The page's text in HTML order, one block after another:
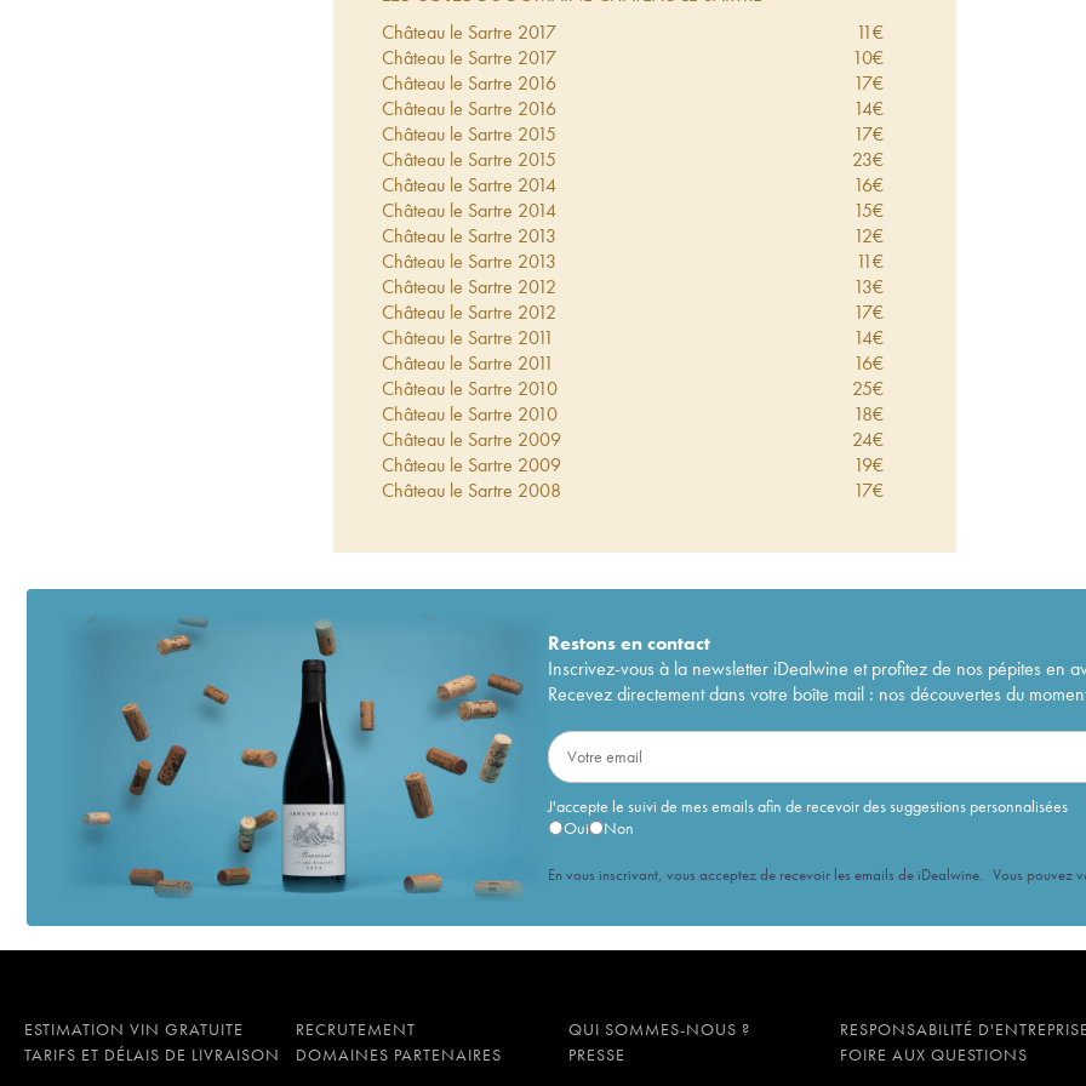
Château le Sartre 2017 11€
Château le Sartre 2017 10€
Château le Sartre 2016 17€
Château le Sartre 2016 14€
Château le Sartre 2015 17€
Château le Sartre 2015 23€
Château le Sartre 2014 16€
Château le Sartre 2014 15€
Château le Sartre 2013 12€
Château le Sartre 2013 11€
Château le Sartre 2012 13€
Château le Sartre 2012 17€
Château le Sartre 2011 14€
Château le Sartre 2011 16€
Château le Sartre 2010 25€
Château le Sartre 2010 18€
Château le Sartre 2009 24€
Château le Sartre 2009 19€
Château le Sartre 2008 17€
Château le Sartre2006 18€
2005
Château le Sartre
2005 29€
Château le Sartre2003 26€
Château le Sartre
Château le Sartre
2002
Château le Sartre
2001
Château le Sartre
2000 29
Château le Sartre
2000 20€
Château le Sartre
1999 26€
Château le Sartre1998
Château le Sartre1998 21€
Château le Sartre1997 19€
Château le Sartre
21€
Château le Sartre
30€
Restons encontact
Inscrivez-vous à la newsletter iDealwine et profitez de nos pépites en
Recevez directement dans votre boîte mail : nos découvertes du
J'accepte le suivi de mes emails afin de recevoir des suggestions personnalisées
Oui
Non
En vous inscrivant, vous acceptez de recevoir les emails de iDealwine. Vous pouvez
ESTIMATION VIN GRATUITE RECRUTEMENT QUI SOMMES-NOUS ?
RESPONSABILITÉ
TARIFS ET DÉLAIS DE LIVRAISON
DOMAINES PARTENAIRES PRESSE FOIRE AUX QUESTIONS